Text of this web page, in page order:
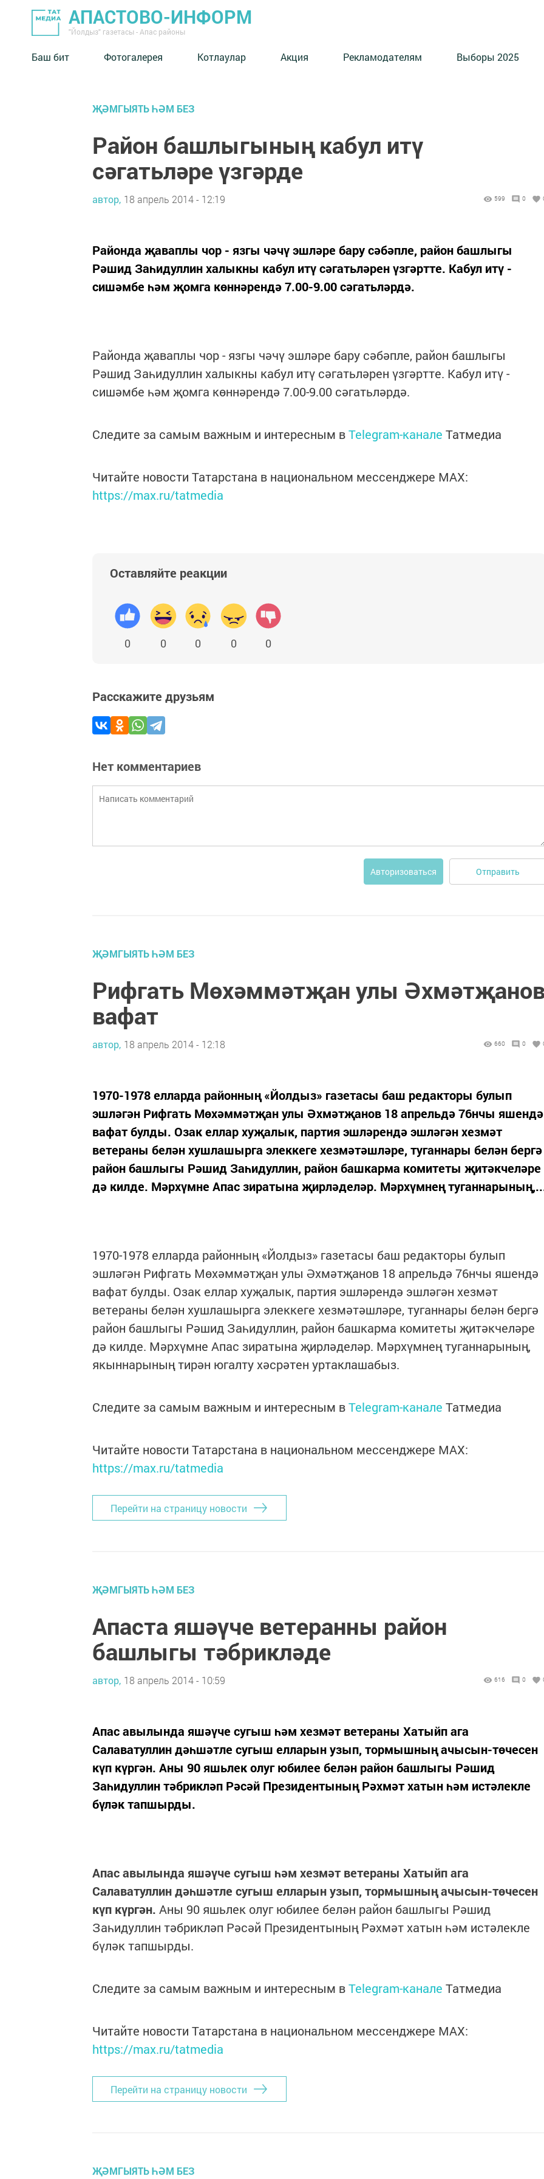
АПАСТОВО-ИНФОРМ
"Йолдыз" газетасы - Апас районы
Баш бит Фотогалерея Котлаулар Акция Рекламодателям Выборы 2025
ҖӘМГЫЯТЬ ҺӘМ БЕЗ
Район башлыгының кабул итү
сәгатьләре үзгәрде
автор, 18 апрель 2014 - 12:19 599 0
Районда җаваплы чор - язгы чәчү эшләре бару сәбәпле, район башлыгы
Рәшид Заһидуллин халыкны кабул итү сәгатьләрен үзгәртте. Кабул итү -
сишәмбе һәм җомга көннәрендә 7.00-9.00 сәгатьләрдә.
Районда җаваплы чор - язгы чәчү эшләре бару сәбәпле, район башлыгы
Рәшид Заһидуллин халыкны кабул итү сәгатьләрен үзгәртте. Кабул итү -
сишәмбе һәм җомга көннәрендә 7.00-9.00 сәгатьләрдә.
Следите за самым важным и интересным вTelegram-канале Татмедиа
Читайте новости Татарстана в национальном мессенджере MАХ:
https://max.ru/tatmedia
Оставляйте реакции
0 0 0 0 0
Расскажите друзьям
Нет комментариев
Авторизоваться Отправить
ҖӘМГЫЯТЬ ҺӘМ БЕЗ
Рифгать Мөхәммәтҗан улы
вафат
автор, 18 апрель 2014 - 12:18 660 0
1970-1978 елларда районның «Йолдыз» газетасы баш редакторы булып
эшләгән Рифгать Мөхәммәтҗан улы Әхмәтҗанов 18 апрельдә 76нчы яшендә
вафат булды. Озак еллар хуҗалык, партия эшләрендә эшләгән хезмәт
ветераны белән хушлашырга элеккеге хезмәтәшләре, туганнары белән бергә
район башлыгы Рәшид Заһидуллин, район башкарма комитеты җитәкчеләре
дә килде. Мәрхүмне Апас зиратына җирләделәр. Мәрхүмнең
1970-1978 елларда районның «Йолдыз» газетасы баш редакторы булып
эшләгән Рифгать Мөхәммәтҗан улы Әхмәтҗанов 18 апрельдә 76нчы яшендә
вафат булды. Озак еллар хуҗалык, партия эшләрендә эшләгән хезмәт
ветераны белән хушлашырга элеккеге хезмәтәшләре, туганнары белән бергә
район башлыгы Рәшид Заһидуллин, район башкарма комитеты җитәкчеләре
дә килде. Мәрхүмне Апас зиратына җирләделәр. Мәрхүмнең туганнарының,
якыннарының тирән югалту хәсрәтен уртаклашабыз.
Следите за самым важным и интересным вTelegram-канале Татмедиа
Читайте новости Татарстана в национальном мессенджере MАХ:
https://max.ru/tatmedia
Перейти на страницу новости
ҖӘМГЫЯТЬ ҺӘМ БЕЗ
Апаста яшәүче ветеранны район
башлыгы тәбрикләде
автор, 18 апрель 2014 - 10:59 616 0
Апас авылында яшәүче сугыш һәм хезмәт ветераны Хатыйп ага
Салаватуллин дәһшәтле сугыш елларын узып, тормышның ачысын-төчесен
күп күргән. Аны 90 яшьлек олуг юбилее белән район башлыгы Рәшид
Заһидуллин тәбрикләп Рәсәй Президентының Рәхмәт хатын һәм истәлекле
бүләк тапшырды.
Апас авылында яшәүче сугыш һәм хезмәт ветераны Хатыйп ага
Салаватуллин дәһшәтле сугыш елларын узып, тормышның ачысын-төчесен
күп күргән. Аны 90 яшьлек олуг юбилее белән район башлыгы Рәшид
Заһидуллин тәбрикләп Рәсәй Президентының Рәхмәт хатын һәм истәлекле
бүләк тапшырды.
Следите за самым важным и интересным вTelegram-канале Татмедиа
Читайте новости Татарстана в национальном мессенджере MАХ:
https://max.ru/tatmedia
Перейти на страницу новости
ҖӘМГЫЯТЬ ҺӘМ БЕЗ